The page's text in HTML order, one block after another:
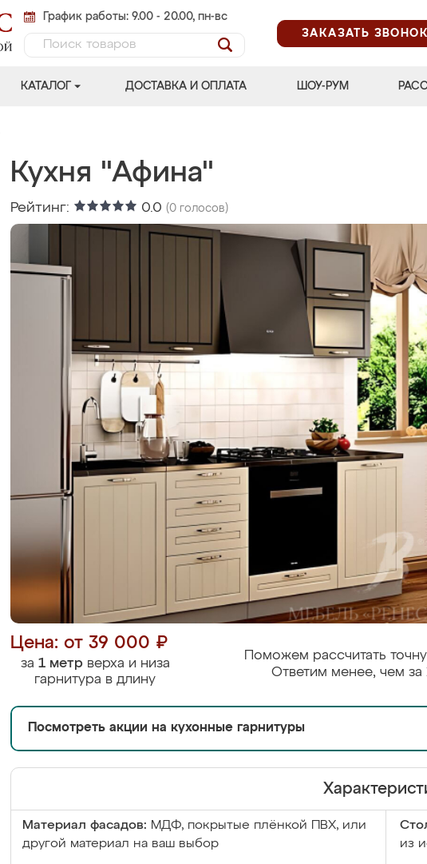
График работы: 9.00 - 20.00, пн-вс
ЗАКАЗАТЬ ЗВОНОК
КАТАЛОГ ДОСТАВКА И ОПЛАТА ШОУ-РУМ
Кухня "Афина"
Рейтинг: 0.0 (0 голосов)
Цена: от 39 000 ₽
за 1 метрверха и низа
гарнитура в длину
Поможем рассчитать
Ответим менее, чем за
Посмотреть акции на кухонные гарнитуры
Материал фасадов: МДФ, покрытые плёнкой ПВХ, или
другой материал на ваш выбор
из